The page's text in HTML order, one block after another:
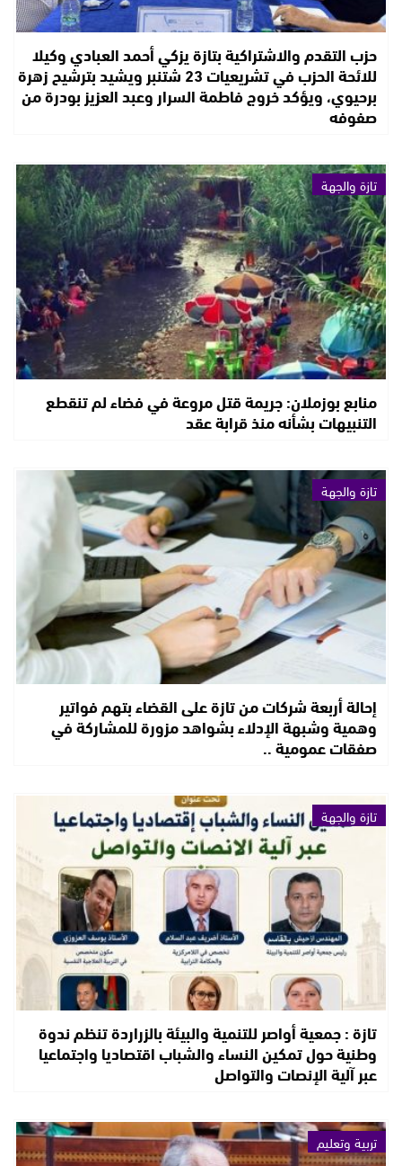
حزب التقدم والاشتراكية بتازة يزكي أحمد العبادي وكيلا
للائحة الحزب في تشريعيات 23 شتنبر ويشيد بترشيح زهرة
برحيوي، ويؤكد خروج فاطمة السرار وعبد العزيز بودرة من
صفوفه
تازة والجهة
منابع بوزملان: جريمة قتل مروعة في فضاء لم تنقطع
التنبيهات بشأنه منذ قرابة عقد
تازة والجهة
إحالة أربعة شركات من تازة على القضاء بتهم فواتير
وهمية وشبهة الإدلاء بشواهد مزورة للمشاركة في
صفقات عمومية ..
تازة والجهة
تازة : جمعية أواصر للتنمية والبيئة بالزراردة تنظم ندوة
وطنية حول تمكين النساء والشباب اقتصاديا واجتماعيا
عبر آلية الإنصات والتواصل
تربية وتعليم